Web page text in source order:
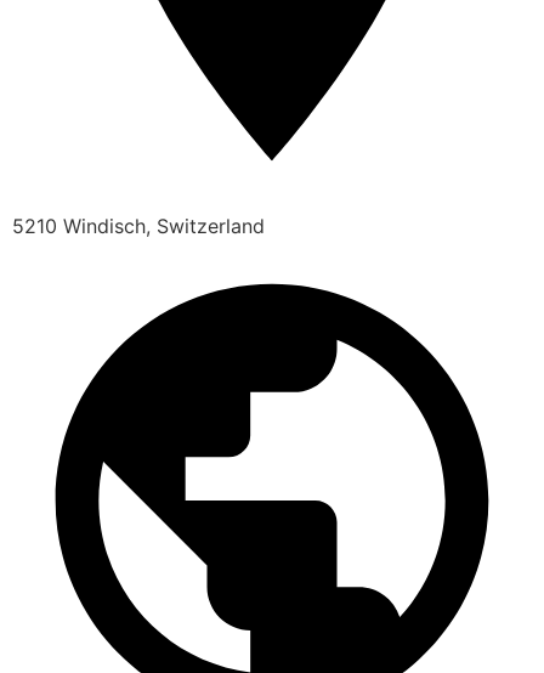
5210 Windisch, Switzerland